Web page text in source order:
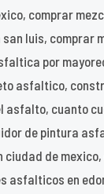
comprar
luis,
por
asfaltico,
cuanto
de pintura
de
en